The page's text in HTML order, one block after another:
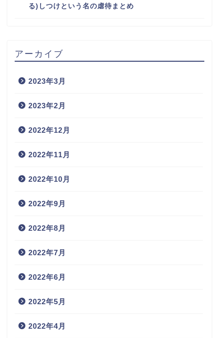
る)しつけという名の虐待まとめ
アーカイブ
2023年3月
2023年2月
2022年12月
2022年11月
2022年10月
2022年9月
2022年8月
2022年7月
2022年6月
2022年5月
2022年4月